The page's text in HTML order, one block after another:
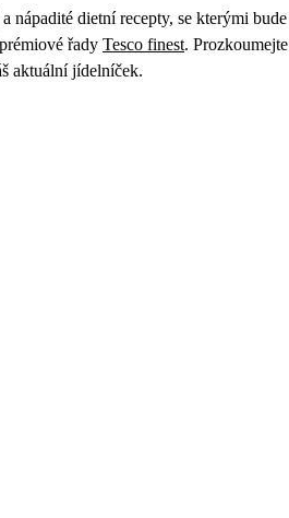
nápadité dietní recepty, se kterými bude
řady Tesco finest. Prozkoumejte
aktuální jídelníček.